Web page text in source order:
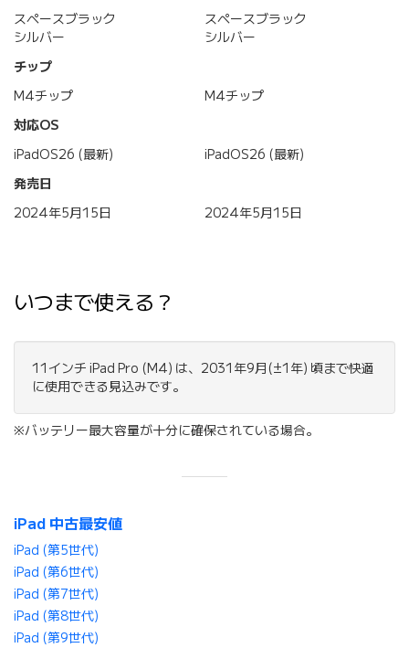
スペースブラック
シルバー
スペースブラック
シルバー
チップ
M4チップ
M4チップ
対応OS
iPadOS26 (最新)
iPadOS26 (最新)
発売日
2024年5月15日
2024年5月15日
いつまで使える？
11インチ iPad Pro (M4) は、2031年9月(±1年) 頃まで快適
に使用できる見込みです。
※バッテリー最大容量が十分に確保されている場合。
iPad 中古最安値
iPad (第5世代)
iPad (第6世代)
iPad (第7世代)
iPad (第8世代)
iPad (第9世代)